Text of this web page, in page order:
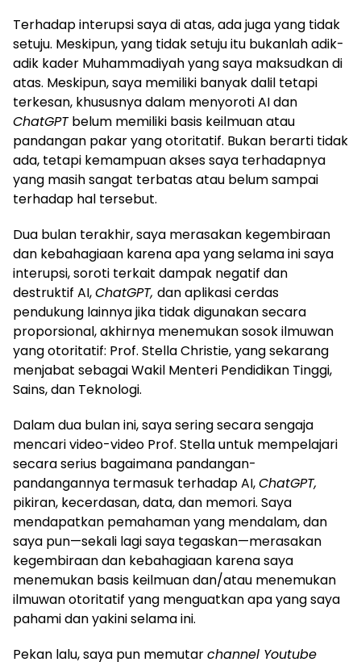
Terhadap interupsi saya di atas, ada juga yang tidak
setuju. Meskipun, yang tidak setuju itu bukanlah adik-
adik kader Muhammadiyah yang saya maksudkan di
atas. Meskipun, saya memiliki banyak dalil tetapi
terkesan, khususnya dalam menyoroti AI dan
ChatGPTbelum memiliki basis keilmuan atau
pandangan pakar yang otoritatif. Bukan berarti tidak
ada, tetapi kemampuan akses saya terhadapnya
yang masih sangat terbatas atau belum sampai
terhadap hal tersebut.
Dua bulan terakhir, saya merasakan kegembiraan
dan kebahagiaan karena apa yang selama ini saya
interupsi, soroti terkait dampak negatif dan
destruktif AI,ChatGPT, dan aplikasi cerdas
pendukung lainnya jika tidak digunakan secara
proporsional, akhirnya menemukan sosok ilmuwan
yang otoritatif: Prof. Stella Christie, yang sekarang
menjabat sebagai Wakil Menteri Pendidikan Tinggi,
Sains, dan Teknologi.
Dalam dua bulan ini, saya sering secara sengaja
mencari video-video Prof. Stella untuk mempelajari
secara serius bagaimana pandangan-
pandangannya termasuk terhadap AI,ChatGPT,
pikiran, kecerdasan, data, dan memori. Saya
mendapatkan pemahaman yang mendalam, dan
saya pun—sekali lagi saya tegaskan—merasakan
kegembiraan dan kebahagiaan karena saya
menemukan basis keilmuan dan/atau menemukan
ilmuwan otoritatif yang menguatkan apa yang saya
pahami dan yakini selama ini.
Pekan lalu, saya pun memutarchannel Youtube